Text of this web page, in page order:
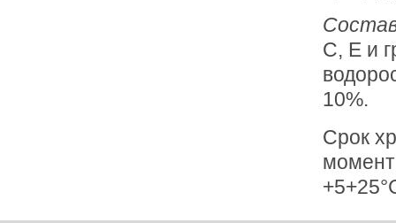
С, Е и
10%.
Срок